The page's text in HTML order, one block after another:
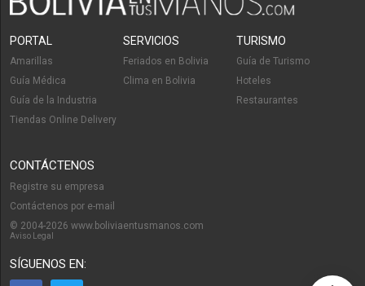
PORTAL
Amarillas
Guía Médica
Guía de la Industria
Tiendas Online Delivery
SERVICIOS
Feriados en Bolivia
Clima en Bolivia
TURISMO
Guía de Turismo
Hoteles
Restaurantes
CONTÁCTENOS
Registre su empresa
Contáctenos por e-mail
© 2004-2026 www.boliviaentusmanos.com
Aviso Legal
SÍGUENOS EN: